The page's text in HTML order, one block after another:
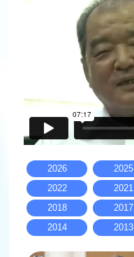
2026 2025
2022
2021
2018
2017
2014
2013